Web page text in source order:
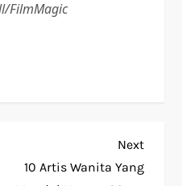
FilmMagic
Next
Post
Next
10 Artis Wanita Yang